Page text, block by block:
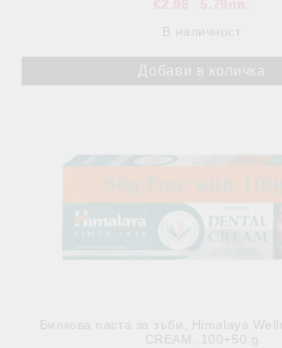
В наличност
Билкова паста за зъби, Himalaya
CREAM, 100+50 g